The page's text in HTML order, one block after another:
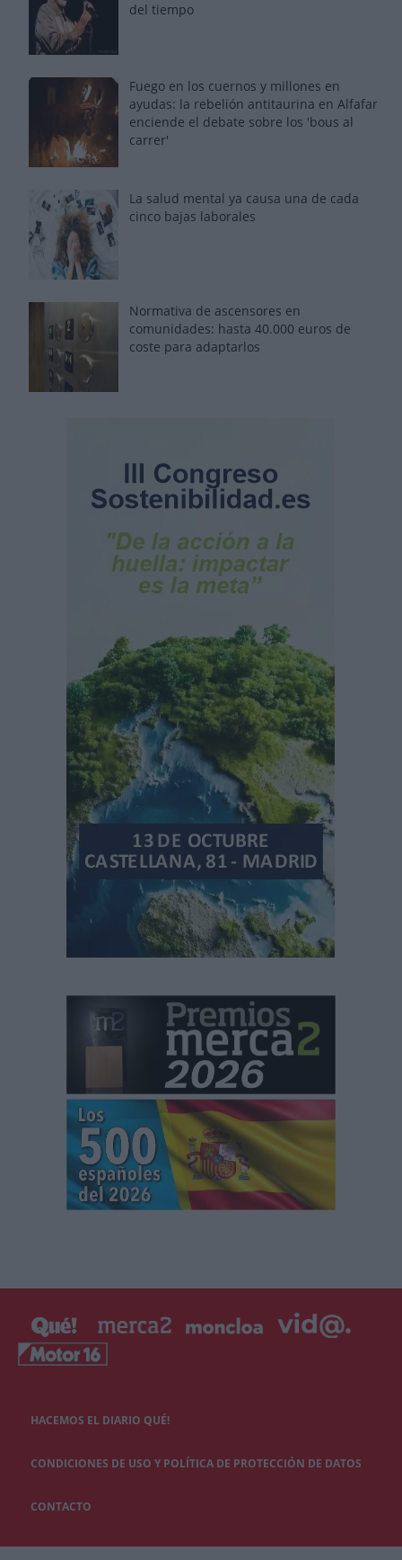
del tiempo
Fuego en los cuernos y millones en
ayudas: la rebelión antitaurina en Alfafar
enciende el debate sobre los 'bous al
carrer'
La salud mental ya causa una de cada
cinco bajas laborales
Normativa de ascensores en
comunidades: hasta 40.000 euros de
coste para adaptarlos
HACEMOS EL DIARIO QUÉ!
CONDICIONES DE USO Y POLÍTICA DE PROTECCIÓN DE DATOS
CONTACTO